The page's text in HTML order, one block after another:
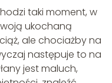
taki moment, w
ukochaną
ale chociażby na
następuje to na
jest maluch,